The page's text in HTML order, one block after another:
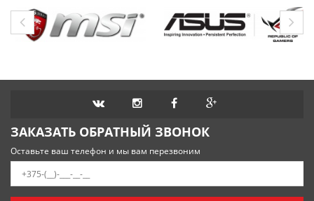
ЗАКАЗАТЬ ОБРАТНЫЙ ЗВОНОК
Оставьте ваш телефон и мы вам перезвоним